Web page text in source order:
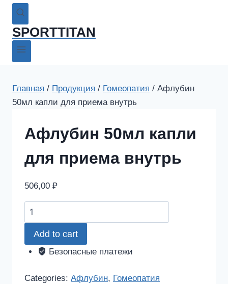
SPORTTITAN
Главная / Продукция / Гомеопатия / Афлубин
50мл капли для приема внутрь
Афлубин 50мл капли
для приема внутрь
506,00 ₽
Афлубин
50мл
капли
для
внутрь
Add to cart
Безопасные платежи
Categories: Афлубин, Гомеопатия